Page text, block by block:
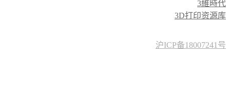
3維時代
3D打印资源库
沪ICP备18007241号